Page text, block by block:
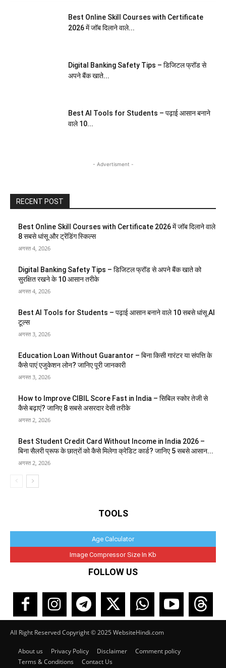
Best Online Skill Courses with Certificate
2026 में जॉब दिलाने वाले...
Digital Banking Safety Tips – डिजिटल फ्रॉड से
अपने बैंक खाते...
Best AI Tools for Students – पढ़ाई आसान बनाने
वाले 10...
- Advertisment -
RECENT POST
Best Online Skill Courses with Certificate 2026 में जॉब दिलाने वाले
8 सबसे धांसू और ट्रेंडिंग स्किल्स
अगस्त 4, 2026
Digital Banking Safety Tips – डिजिटल फ्रॉड से अपने बैंक खाते को
सुरक्षित रखने के 10 आसान तरीके
अगस्त 4, 2026
Best AI Tools for Students – पढ़ाई आसान बनाने वाले 10 सबसे धांसू AI
टूल्स
अगस्त 3, 2026
Education Loan Without Guarantor – बिना किसी गारंटर या संपत्ति के
कैसे पाएं एजुकेशन लोन? जानिए पूरी जानकारी
अगस्त 3, 2026
How to Improve CIBIL Score Fast in India – सिबिल स्कोर तेजी से
कैसे बढ़ाएं? जानिए 8 सबसे असरदार देसी तरीके
अगस्त 2, 2026
Best Student Credit Card Without Income in India 2026 –
बिना सैलरी प्रूफ के छात्रों को कैसे मिलेगा क्रेडिट कार्ड? जानिए 5 सबसे आसान...
अगस्त 2, 2026
TOOLS
Age Calculator
Image Compressor Size In Kb
FOLLOW US
All Right Reserved Copyright © 2025 WebsiteHindi.com
About us Privacy Policy Disclaimer
Comment policy
Terms & Conditions
Contact Us